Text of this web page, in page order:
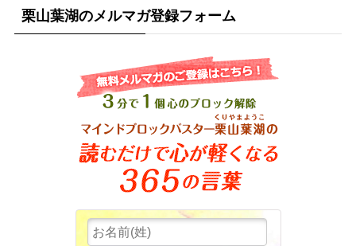
栗山葉湖のメルマガ登録フォーム